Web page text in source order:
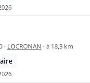
- LOCRONAN - à 18,3 km